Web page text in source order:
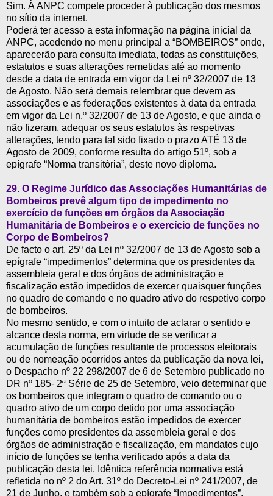
Sim. À ANPC compete proceder à publicação dos mesmos
no sítio da internet.
Poderá ter acesso a esta informação na página inicial da
ANPC, acedendo no menu principal a “BOMBEIROS” onde,
aparecerão para consulta imediata, todas as constituições,
estatutos e suas alterações remetidas até ao momento
desde a data de entrada em vigor da Lei nº 32/2007 de 13
de Agosto. Não será demais relembrar que devem as
associações e as federações existentes à data da entrada
em vigor da Lei n.º 32/2007 de 13 de Agosto, e que ainda o
não fizeram, adequar os seus estatutos às respetivas
alterações, tendo para tal sido fixado o prazo ATÉ 13 de
Agosto de 2009, conforme resulta do artigo 51º, sob a
epígrafe “Norma transitória”, deste novo diploma.
29. O Regime Jurídico das Associações Humanitárias de
Bombeiros prevê algum tipo de impedimento no
exercício de funções em órgãos da Associação
Humanitária de Bombeiros e o exercício de funções no
Corpo de Bombeiros?
De facto o art. 25º da Lei nº 32/2007 de 13 de Agosto sob a
epígrafe “impedimentos” determina que os presidentes da
assembleia geral e dos órgãos de administração e
fiscalização estão impedidos de exercer quaisquer funções
no quadro de comando e no quadro ativo do respetivo corpo
de bombeiros.
No mesmo sentido, e com o intuito de aclarar o sentido e
alcance desta norma, em virtude de se verificar a
acumulação de funções resultante de processos eleitorais
ou de nomeação ocorridos antes da publicação da nova lei,
o Despacho nº 22 298/2007 de 6 de Setembro publicado no
DR nº 185- 2ª Série de 25 de Setembro, veio determinar que
os bombeiros que integram o quadro de comando ou o
quadro ativo de um corpo detido por uma associação
humanitária de bombeiros estão impedidos de exercer
funções como presidentes da assembleia geral e dos
órgãos de administração e fiscalização, em mandatos cujo
início de funções se tenha verificado após a data da
publicação desta lei. Idêntica referência normativa está
refletida no nº 2 do Art. 31º do Decreto-Lei nº 241/2007, de
21 de Junho, e também sob a epígrafe “Impedimentos”.